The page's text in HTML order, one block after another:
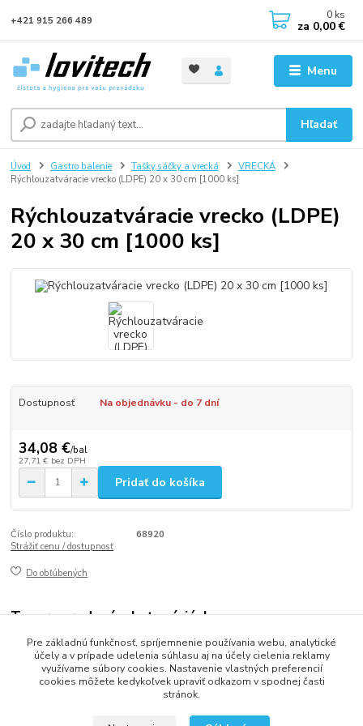
Menu
Hľadať
+421 915 266 489 0 ks
za 0,00 €
Úvod Gastro balenie Tašky,sáčky a vrecká
VRECKÁ
Rýchlouzatváracie vrecko (LDPE) 20 x 30 cm [1000 ks]
Rýchlouzatváracie vrecko (LDPE)
20 x 30 cm [1000 ks]
Dostupnosť Na objednávku - do 7 dní
34,08 €/bal
27,71 € bez DPH
Pridať do košíka
Číslo produktu:
68920
Strážiť cenu / dostupnosť
Do obľúbených
Tovar zaradený v kategóriách
VRECKÁ
Pre základnú funkčnosť, spríjemnenie používania webu, analytické
účely a v prípade udelenia súhlasu aj na účely cielenia reklamy
využívame súbory cookies. Nastavenie vlastných preferencií
cookies môžete kedykoľvek upraviť odkazom v spodnej časti
stránok.